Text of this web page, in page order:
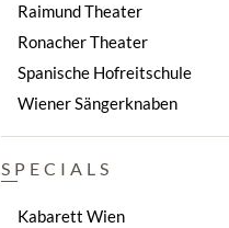
Raimund Theater
Ronacher Theater
Spanische Hofreitschule
Wiener Sängerknaben
SPECIALS
Kabarett Wien